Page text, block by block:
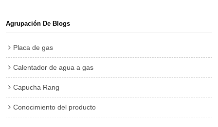
Agrupación De Blogs
Placa de gas
Calentador de agua a gas
Capucha Rang
Conocimiento del producto